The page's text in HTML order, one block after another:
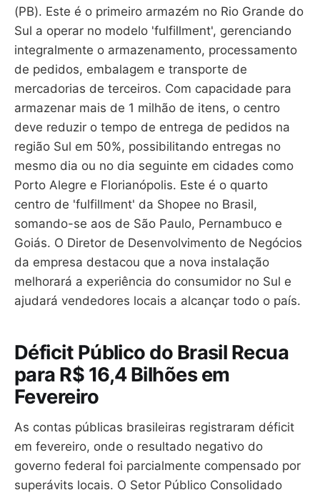
(PB). Este é o primeiro armazém no Rio Grande do
Sul a operar no modelo 'fulfillment', gerenciando
integralmente o armazenamento, processamento
de pedidos, embalagem e transporte de
mercadorias de terceiros. Com capacidade para
armazenar mais de 1 milhão de itens, o centro
deve reduzir o tempo de entrega de pedidos na
região Sul em 50%, possibilitando entregas no
mesmo dia ou no dia seguinte em cidades como
Porto Alegre e Florianópolis. Este é o quarto
centro de 'fulfillment' da Shopee no Brasil,
somando-se aos de São Paulo, Pernambuco e
Goiás. O Diretor de Desenvolvimento de Negócios
da empresa destacou que a nova instalação
melhorará a experiência do consumidor no Sul e
ajudará vendedores locais a alcançar todo o país.
Déficit Público do Brasil Recua
para R$ 16,4 Bilhões em
Fevereiro
As contas públicas brasileiras registraram déficit
em fevereiro, onde o resultado negativo do
governo federal foi parcialmente compensado por
superávits locais. O Setor Público Consolidado